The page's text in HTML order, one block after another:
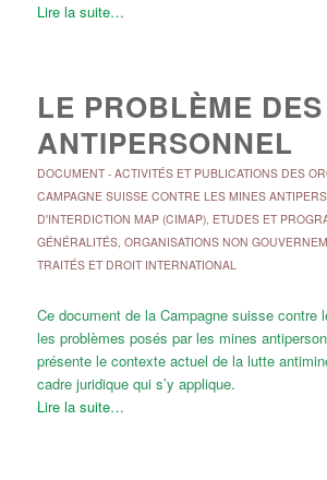
Lire la suite…
LE PROBLÈME
ANTIPERSONNEL
DOCUMENT- ACTIVITÉS ET PUBLICATIONS DES
CAMPAGNE SUISSE CONTRE LES MINES
D'INTERDICTION MAP (CIMAP), ETUDES ET
GÉNÉRALITÉS, ORGANISATIONS NON
TRAITÉS ET DROIT INTERNATIONAL
Ce document de la Campagne suisse contre
les problèmes posés par les mines
présente le contexte actuel de la lutte
cadre juridique qui s’y applique.
Lire la suite…